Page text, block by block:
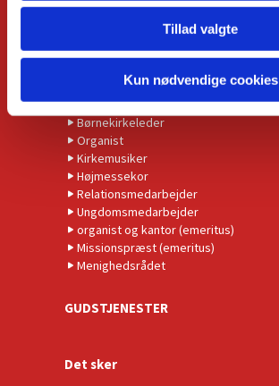
Tillad valgte
Kun nødvendige cookies
Administrationschef
Kordegn
Børnekirkeleder
Organist
Kirkemusiker
Højmessekor
Relationsmedarbejder
Ungdomsmedarbejder
organist og kantor (emeritus)
Missionspræst (emeritus)
Menighedsrådet
GUDSTJENESTER
Det sker